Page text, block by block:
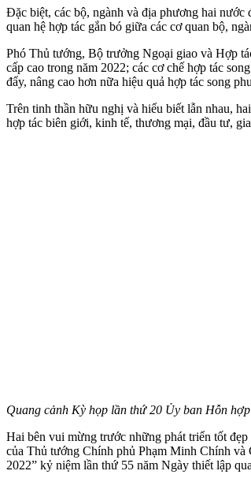
Đặc biệt, các bộ, ngành và địa phương hai
quan hệ hợp tác gắn bó giữa các cơ quan bộ,
Phó Thủ tướng, Bộ trưởng Ngoại giao và Hợp
cấp cao trong năm 2022; các cơ chế hợp tác
đẩy, nâng cao hơn nữa hiệu quả hợp tác song
Trên tinh thần hữu nghị và hiểu biết lẫn nhau,
hợp tác biên giới, kinh tế, thương mại, đầu tư,
Quang cảnh Kỳ họp lần thứ 20 Ủy ban Hỗn
Hai bên vui mừng trước những phát triển tốt
của Thủ tướng Chính phủ Phạm Minh Chính
2022” kỷ niệm lần thứ 55 năm Ngày thiết lập